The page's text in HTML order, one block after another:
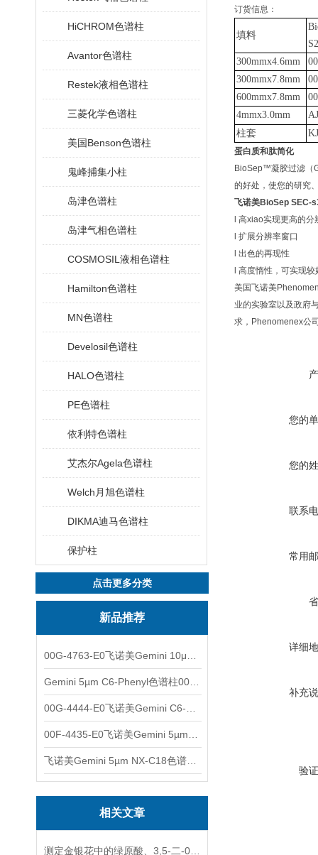
HiCHROM色谱柱
Avantor色谱柱
Restek液相色谱柱
三菱化学色谱柱
美国Benson色谱柱
鬼峰捕集小柱
岛津色谱柱
岛津气相色谱柱
COSMOSIL液相色谱柱
Hamilton色谱柱
MN色谱柱
Develosil色谱柱
HALO色谱柱
PE色谱柱
依利特色谱柱
艾杰尔Agela色谱柱
Welch月旭色谱柱
DIKMA迪马色谱柱
保护柱
点击更多分类
新品推荐
相关文章
订货信息：
填料
300mmx4.6mm
300mmx7.8mm
600mmx7.8mm
4mmx3.0mm
柱套
蛋白质和肽简化
BioSep™凝胶过滤（
的好处，使您的研究
飞诺美BioSep SEC-
l 高xiao实现更高的分
l 扩展分辨率窗口
l 出色的再现性
l 高度惰性，可实现
美国飞诺美
业的实验室以及政府
求，Phenomenex公
您的
您的
联系
常用
详细
补充
验